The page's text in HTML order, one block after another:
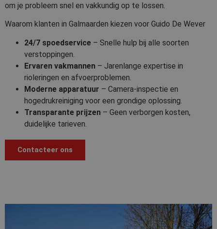
om je probleem snel en vakkundig op te lossen.
Waarom klanten in Galmaarden kiezen voor Guido De Wever
24/7 spoedservice – Snelle hulp bij alle soorten
verstoppingen.
Ervaren vakmannen – Jarenlange expertise in
rioleringen en afvoerproblemen.
Moderne apparatuur – Camera-inspectie en
hogedrukreiniging voor een grondige oplossing.
Transparante prijzen – Geen verborgen kosten,
duidelijke tarieven.
Contacteer ons